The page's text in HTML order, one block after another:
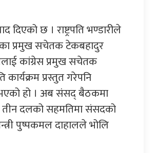
दिएको छ । राष्ट्रपति भण्डारीले
प्रमुख सचेतक टेकबहादुर
कांग्रेस प्रमुख सचेतक
कार्यक्रम प्रस्तुत गरेपनि
भएको हो । अब संसद् बैठकमा
दलको सहमतिमा संसदको
पुष्पकमल दाहालले भोलि